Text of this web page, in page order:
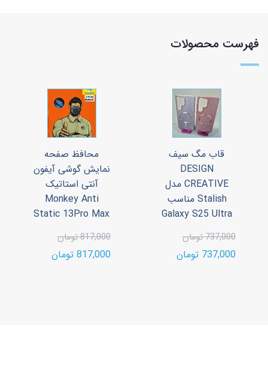
فهرست محصولات
قاب مگ سیف
DESIGN
CREATIVE مدل
Stalish مناسب
Galaxy S25 Ultra
737,000 تومان
737,000 تومان
محافظ صفحه
نمایش گوشی آیفون
آنتی استاتیک
Monkey Anti
Static 13Pro Max
817,000 تومان
817,000 تومان